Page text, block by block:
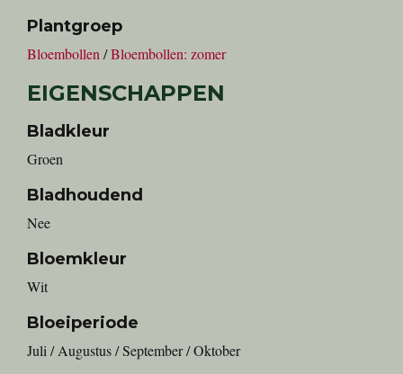
Plantgroep
Bloembollen /Bloembollen: zomer
EIGENSCHAPPEN
Bladkleur
Groen
Bladhoudend
Nee
Bloemkleur
Wit
Bloeiperiode
Juli / Augustus / September / Oktober